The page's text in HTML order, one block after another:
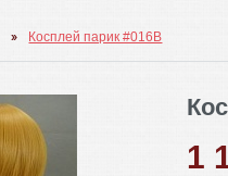
Косплей парик #016B
1